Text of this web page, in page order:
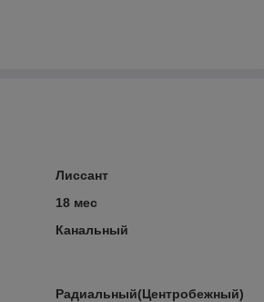
Лиссант
18 мес
Канальный
Радиальный(Центробежный)